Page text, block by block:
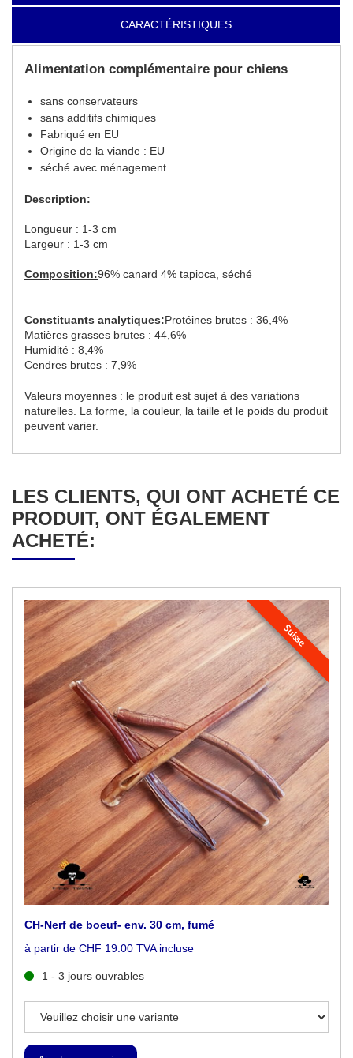
CARACTÉRISTIQUES
Alimentation complémentaire pour chiens
sans conservateurs
sans additifs chimiques
Fabriqué en EU
Origine de la viande : EU
séché avec ménagement
Description:
Longueur : 1-3 cm
Largeur : 1-3 cm
Composition:96% canard 4% tapioca, séché
Constituants analytiques:Protéines brutes : 36,4%
Matières grasses brutes : 44,6%
Humidité : 8,4%
Cendres brutes : 7,9%
Valeurs moyennes : le produit est sujet à des variations
naturelles. La forme, la couleur, la taille et le poids du produit
peuvent varier.
LES CLIENTS, QUI ONT ACHETÉ CE
PRODUIT, ONT ÉGALEMENT
ACHETÉ:
Suisse
CH-Nerf de boeuf- env. 30 cm, fumé
à partir de CHF 19.00 TVA incluse
1 - 3 jours ouvrables